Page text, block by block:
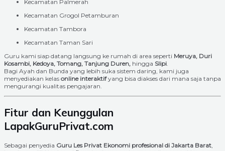
Kecamatan Palmerah
Kecamatan Grogol Petamburan
Kecamatan Tambora
Kecamatan Taman Sari
Guru kami siap datang langsung ke rumah di area seperti Meruya, Duri
Kosambi, Kedoya, Tomang, Tanjung Duren, hingga Slipi.
Bagi Ayah dan Bunda yang lebih suka sistem daring, kami juga
menyediakan kelas online interaktifyang bisa diakses dari mana saja tanpa
mengurangi kualitas pengajaran.
Fitur dan Keunggulan
LapakGuruPrivat.com
Sebagai penyedia Guru Les Privat Ekonomi profesional di Jakarta Barat,